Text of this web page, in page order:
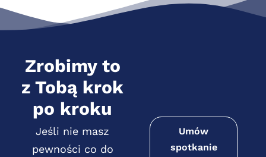
Zrobimy to
z Tobą krok
po kroku
Jeśli nie masz
pewności co do
Umów
spotkanie